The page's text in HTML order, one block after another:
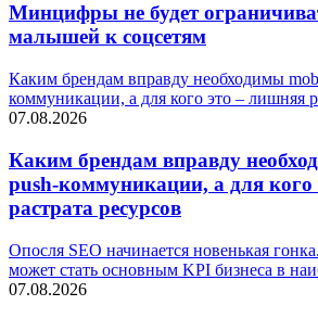
Минцифры не будет
малышей к соцсетям
Каким брендам вправду необходимы
коммуникации, а для кого это – лишняя
07.08.2026
Каким брендам вправду
push-коммуникации, а для
растрата ресурсов
Опосля SEO начинается новенькая
может стать основным KPI бизнеса в
07.08.2026